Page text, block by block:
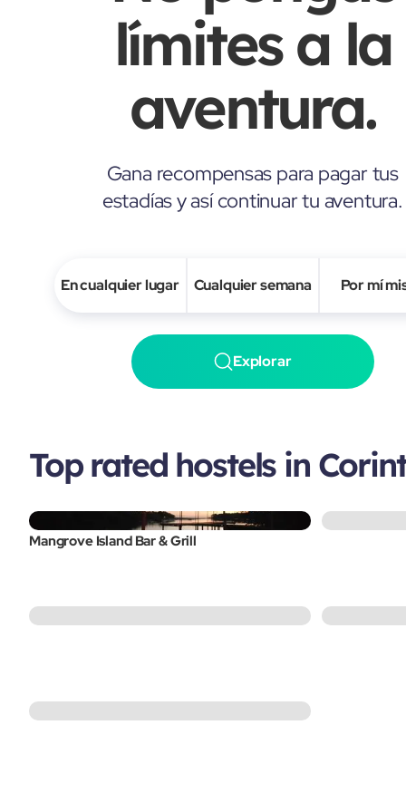
límites a la
aventura.
Gana recompensas para pagar tus
estadías y así continuar tu aventura.
En cualquier lugar Cualquier semana Por mí
Explorar
Top rated hostels in
Mangrove Island Bar & Grill